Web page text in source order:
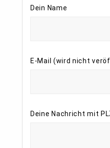
Dein Name
E-Mail (wird nicht
Deine Nachricht mit